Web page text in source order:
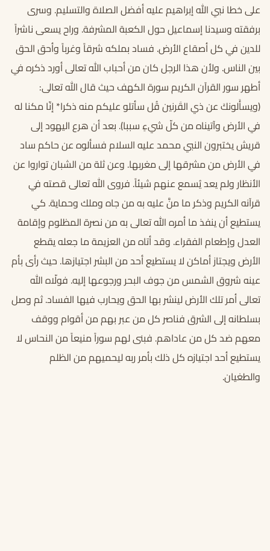
على خطا نبي الله إبراهيم عليه أفضل الصلاة والتسليم. وسرى
برفقته وسيدنا إسماعيل حول الكعبة المشرفة. وراح يسعى ناشراً
للدين في كل أصقاع الأرض. فساد بملكه شرقاً وغرباً وأحق الحق
بين الناس. ولأن هذا الرجل كان من أحباب الله تعالى أورد ذكره في
أطهر سور القرآن الكريم سورة الكهف حيث قال الله تعالى:
(ويسأَلونكَ عن ذي القَرنين قُل سأتلو عليكم منه ذكرا* إنّا مكنا له
في الأرض وآتيناه من كلّ شيءٍ سببا). بعد أن هرع اليهود إلى
قريش يختبرون النبي محمد عليه السلام فسألوه عن حاكم ساد
في الأرض من مشرقها إلى مغربها. وعن ثلة من الشبان تواروا عن
الأنظار ولم يعد يُسمع عنهم شيئاً. فروى الله تعالى قصته في
قرآنه الكريم وذكر ما منَّ عليه به من جاه وملك وحماية. كي
يستطيع أن ينفذ ما أمره الله تعالى به من نصرة المظلوم وإقامة
العدل وإطعام الفقراء. وقد أتاه من العزيمة ما جعله يقطع
الأرض ويجتاز أماكن لا يستطيع أحد من البشر اجتيازها. حيث رأى بأم
عينه شروق الشمس من جوف البحر ورجوعها إليه. فولّاه الله
تعالى أمر تلك الأرض لينشر بها الحق ويحارب فيها الفساد. ثم وصل
بسلطانه إلى الشرق فناصر كل من عبر بهم من أقوام ووقف
معهم ضد كل من عاداهم. فبنى لهم سوراً منيعاً من النحاس لا
يستطيع أحد اجتيازه كل ذلك بأمر ربه ليحميهم من الظلم
والطغيان.